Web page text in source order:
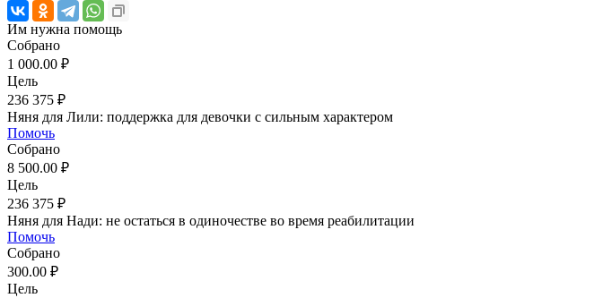
Им нужна помощь
Собрано
1 000.00 ₽
Цель
236 375 ₽
Няня для Лили: поддержка для девочки с сильным характером
Помочь
Собрано
8 500.00 ₽
Цель
236 375 ₽
Няня для Нади: не остаться в одиночестве во время реабилитации
Помочь
Собрано
300.00 ₽
Цель